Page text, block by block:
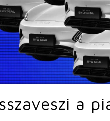
a